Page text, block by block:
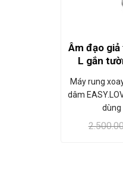
Âm đạo giả
L gắn
Máy rung
dâm
dùng